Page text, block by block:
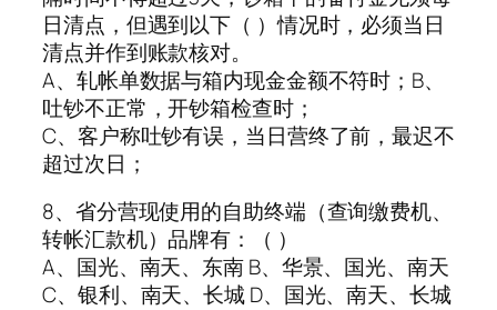
日清点，但遇到以下（ ）情况时，必须当日
清点并作到账款核对。
A、轧帐单数据与箱内现金金额不符时；B、
吐钞不正常，开钞箱检查时；
C、客户称吐钞有误，当日营终了前，最迟不
超过次日；
8、省分营现使用的自助终端（查询缴费机、
转帐汇款机）品牌有：（ ）
A、国光、南天、东南 B、华景、国光、南天
C、银利、南天、长城 D、国光、南天、长城